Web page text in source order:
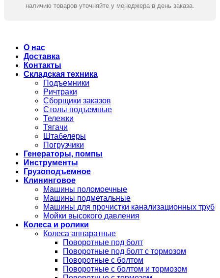
наличию товаров уточняйте у менеджера в день заказа.
О нас
Доставка
Контакты
Складская техника
Подъемники
Ричтраки
Сборщики заказов
Столы подъемные
Тележки
Тягачи
Штабелеры
Погрузчики
Генераторы, помпы
Инструменты
Грузоподъемное
Клининговое
Машины поломоечные
Машины подметальные
Машины для прочистки канализационных труб
Мойки высокого давления
Колеса и ролики
Колеса аппаратные
Поворотные под болт
Поворотные под болт с тормозом
Поворотные с болтом
Поворотные с болтом и тормозом